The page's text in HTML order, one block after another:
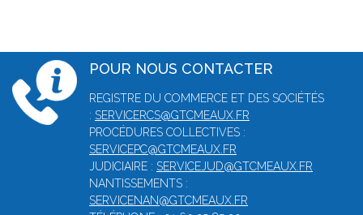
POUR NOUS CONTACTER
REGISTRE DU COMMERCE ET DES SOCIÉTÉS
: SERVICERCS@GTCMEAUX.FR
PROCÉDURES COLLECTIVES :
SERVICEPC@GTCMEAUX.FR
JUDICIAIRE : SERVICEJUD@GTCMEAUX.FR
NANTISSEMENTS :
SERVICENAN@GTCMEAUX.FR